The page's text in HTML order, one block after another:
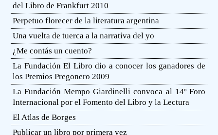
del Libro de Frankfurt 2010
Perpetuo florecer de la literatura argentina
Una vuelta de tuerca a la narrativa del yo
¿Me contás un cuento?
La Fundación El Libro dio a conocer los ganadores de
los Premios Pregonero 2009
La Fundación Mempo Giardinelli convoca al 14º Foro
Internacional por el Fomento del Libro y la Lectura
El Atlas de Borges
Publicar un libro por primera vez